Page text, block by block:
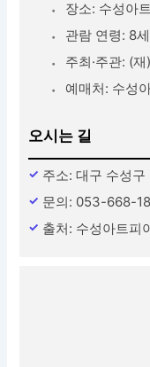
장소: 수성아
관람 연령: 8
주최·주관: (
예매처: 수성
오시는 길
주소: 대구 수성
문의: 053-668-
출처: 수성아트